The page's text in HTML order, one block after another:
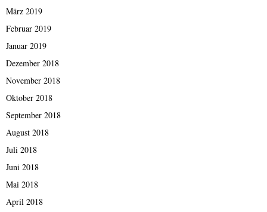
März 2019
Februar 2019
Januar 2019
Dezember 2018
November 2018
Oktober 2018
September 2018
August 2018
Juli 2018
Juni 2018
Mai 2018
April 2018